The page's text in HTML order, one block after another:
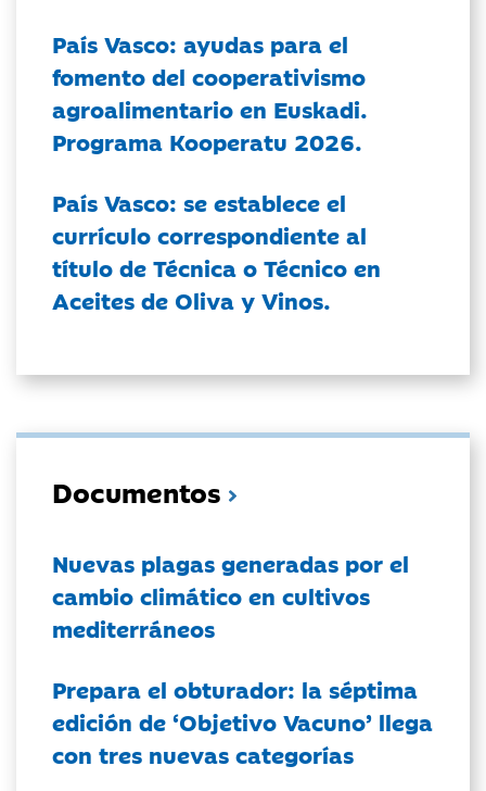
País Vasco: ayudas para el
fomento del cooperativismo
agroalimentario en Euskadi.
Programa Kooperatu 2026.
País Vasco: se establece el
currículo correspondiente al
título de Técnica o Técnico en
Aceites de Oliva y Vinos.
Documentos
Nuevas plagas generadas por el
cambio climático en cultivos
mediterráneos
Prepara el obturador: la séptima
edición de ‘Objetivo Vacuno’ llega
con tres nuevas categorías